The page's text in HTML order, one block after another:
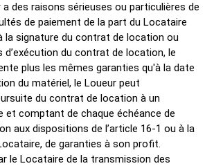
a des raisons sérieuses ou particulières de
de paiement de la part du Locataire
la signature du contrat de location ou
d’exécution du contrat de location, le
plus les mêmes garanties qu'à la date
du matériel, le Loueur peut
du contrat de location à un
et comptant de chaque échéance de
aux dispositions de l’article 16-1 ou à la
de garanties à son profit.
le Locataire de la transmission des